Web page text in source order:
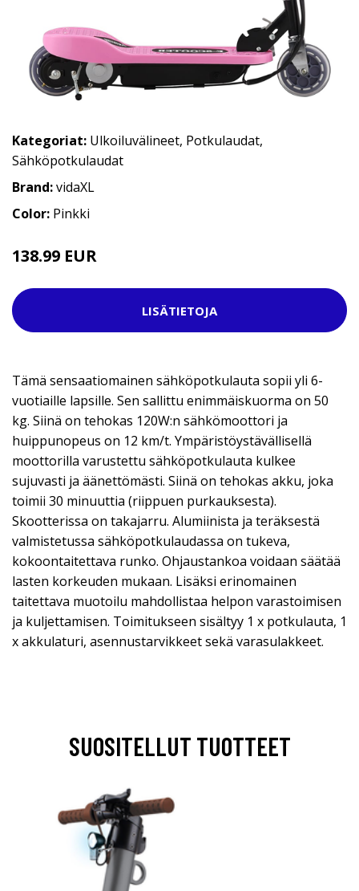
Kategoriat: Ulkoiluvälineet, Potkulaudat,
Sähköpotkulaudat
Brand:vidaXL
Color: Pinkki
138.99 EUR
LISÄTIETOJA
Tämä sensaatiomainen sähköpotkulauta sopii yli 6-
vuotiaille lapsille. Sen sallittu enimmäiskuorma on 50
kg. Siinä on tehokas 120W:n sähkömoottori ja
huippunopeus on 12 km/t. Ympäristöystävällisellä
moottorilla varustettu sähköpotkulauta kulkee
sujuvasti ja äänettömästi. Siinä on tehokas akku, joka
toimii 30 minuuttia (riippuen purkauksesta).
Skootterissa on takajarru. Alumiinista ja teräksestä
valmistetussa sähköpotkulaudassa on tukeva,
kokoontaitettava runko. Ohjaustankoa voidaan säätää
lasten korkeuden mukaan. Lisäksi erinomainen
taitettava muotoilu mahdollistaa helpon varastoimisen
ja kuljettamisen. Toimitukseen sisältyy 1 x potkulauta, 1
x akkulaturi, asennustarvikkeet sekä varasulakkeet.
SUOSITELLUT TUOTTEET